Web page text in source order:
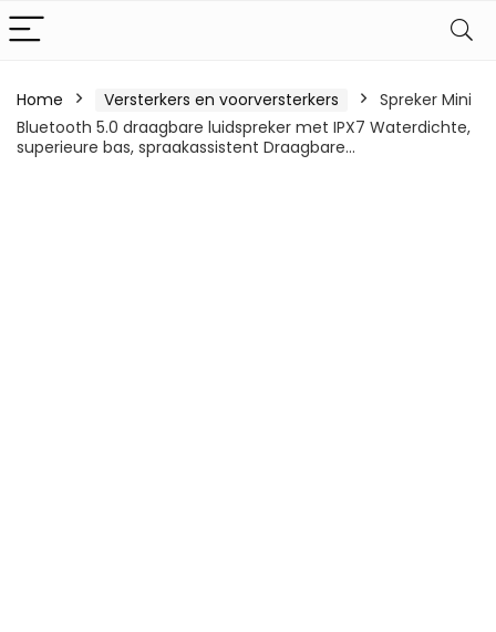
Home Versterkers en voorversterkers
Spreker Mini
Bluetooth 5.0 draagbare luidspreker met IPX7 Waterdichte,
superieure bas, spraakassistent Draagbare…